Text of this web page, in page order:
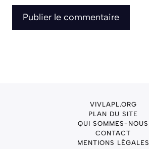
VIVLAPL.ORG
PLAN DU SITE
QUI SOMMES-NOUS
CONTACT
MENTIONS LÉGALES